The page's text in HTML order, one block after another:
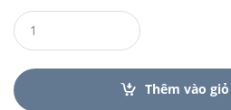
Q
u
a
t
i
Thêm vào